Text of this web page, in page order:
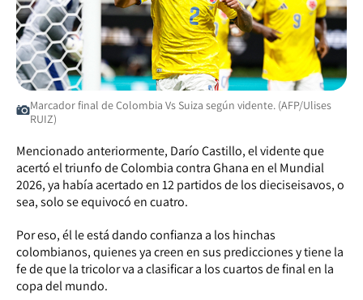
Marcador final de Colombia Vs Suiza según vidente. (AFP/Ulises
RUIZ)
Mencionado anteriormente, Darío Castillo, el vidente que
acertó el triunfo de Colombia contra Ghana en el Mundial
2026, ya había acertado en 12 partidos de los dieciseisavos, o
sea, solo se equivocó en cuatro.
Por eso, él le está dando confianza a los hinchas
colombianos, quienes ya creen en sus predicciones y tiene la
fe de que la tricolor va a clasificar a los cuartos de final en la
copa del mundo.